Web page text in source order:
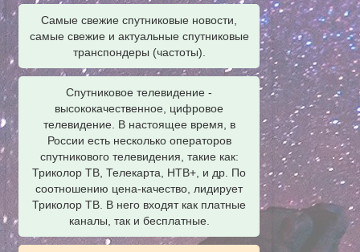
Самые свежие спутниковые новости,
самые свежие и актуальные спутниковые
транспондеры (частоты).
Спутниковое телевидение -
высококачественное, цифровое
телевидение. В настоящее время, в
России есть несколько операторов
спутникового телевидения, такие как:
Триколор ТВ, Телекарта, НТВ+, и др. По
соотношению цена-качество, лидирует
Триколор ТВ. В него входят как платные
каналы, так и бесплатные.